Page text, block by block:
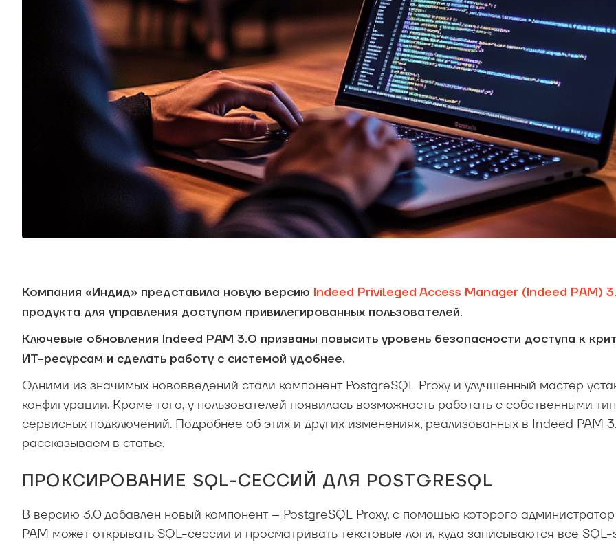
Компания «Индид» представила новую версию Indeed Privileged Access Manager (Indeed PAM)
продукта для управления доступом привилегированных пользователей.
Ключевые обновления Indeed PAM 3.0 призваны повысить уровень безопасности доступа к
ИТ-ресурсам и сделать работу с системой удобнее.
Одними из значимых нововведений стали компонент PostgreSQL Proxy и улучшенный мастер
конфигурации. Кроме того, у пользователей появилась возможность работать с собственными
сервисных подключений. Подробнее об этих и других изменениях, реализованных в Indeed PAM
рассказываем в статье.
ПРОКСИРОВАНИЕ SQL-СЕССИЙ ДЛЯ POSTGRESQL
В версию 3.0 добавлен новый компонент – PostgreSQL Proxy, с помощью которого
PAM может открывать SQL-сессии и просматривать текстовые логи, куда записываются все